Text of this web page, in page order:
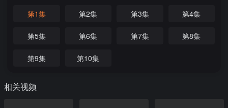
第1集 第2集 第3集 第4集
第5集 第6集 第7集 第8集
第9集 第10集
相关视频